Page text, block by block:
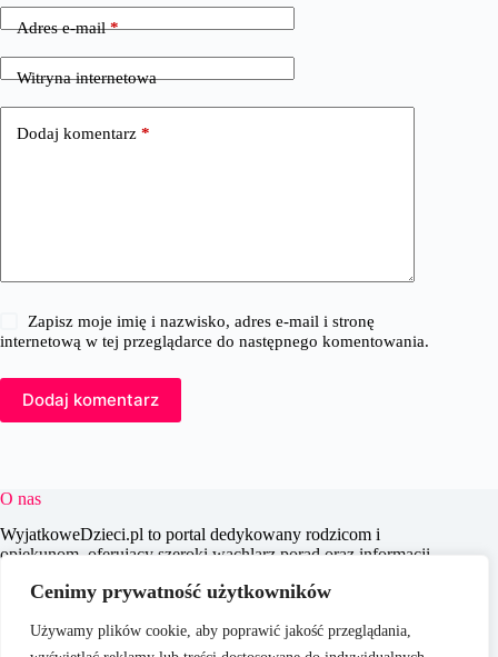
Cenimy prywatność użytkowników
Używamy plików cookie, aby poprawić jakość przeglądania,
Adres e-mail*
Witryna internetowa
Dodaj komentarz *
Zapisz moje imię i nazwisko, adres e-mail i stronę
internetową w tej przeglądarce do następnego komentowania.
Dodaj komentarz
O nas
WyjatkoweDzieci.pl to portal dedykowany rodzicom i
opiekunom, oferujący szeroki wachlarz porad oraz informacji
celem jest wspieranie dorosłych w codziennych wyzwaniach
praktycznych treści, które pomagają w świadomym i